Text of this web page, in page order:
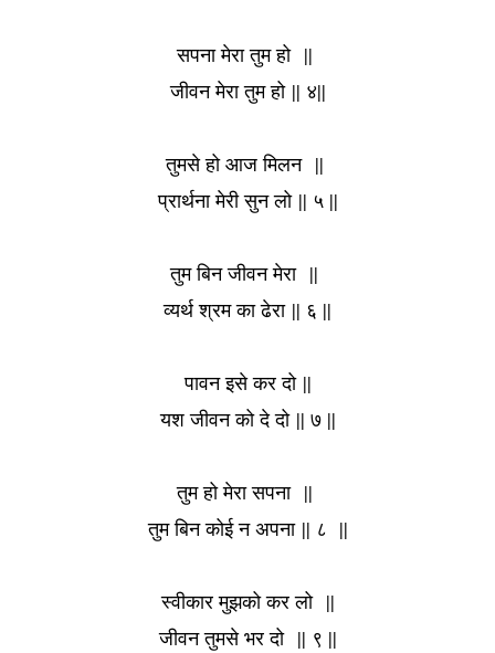
सपना मेरा तुम हो ||
जीवन मेरा तुम हो|| ४||
तुमसे हो आज मिलन ||
प्रार्थना मेरी सुन लो|| ५ ||
तुम बिन जीवन मेरा ||
व्यर्थ श्रम का ढेरा|| ६ ||
पावन इसे कर दो ||
यश जीवन को दे दो|| ७ ||
तुम हो मेरा सपना ||
तुम बिन कोई न अपना|| ८ ||
स्वीकार मुझको कर लो ||
जीवन तुमसे भर दो || ९ ||